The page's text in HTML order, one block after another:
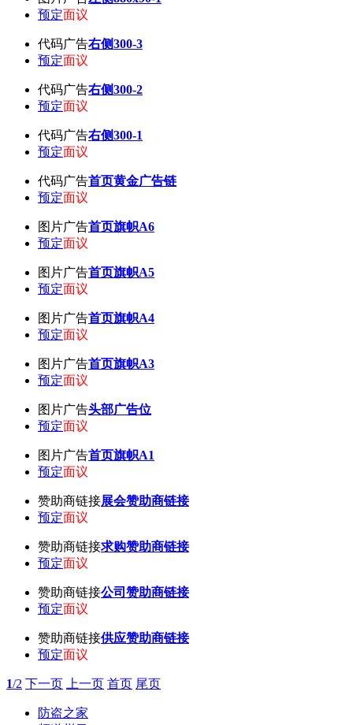
预定面议
代码广告右侧300-3
预定面议
代码广告右侧300-2
预定面议
代码广告右侧300-1
预定面议
代码广告首页黄金广告链
预定面议
图片广告首页旗帜A6
预定面议
图片广告首页旗帜A5
预定面议
图片广告首页旗帜A4
预定面议
图片广告首页旗帜A3
预定面议
图片广告头部广告位
预定面议
图片广告首页旗帜A1
预定面议
赞助商链接展会赞助商链接
预定面议
赞助商链接求购赞助商链接
预定面议
赞助商链接公司赞助商链接
预定面议
赞助商链接供应赞助商链接
预定面议
1/2 下一页 上一页 首页 尾页
防盗之家